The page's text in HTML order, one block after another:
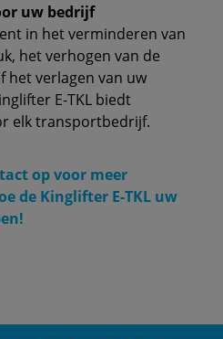
uw bedrijf
in het verminderen van
het verhogen van de
het verlagen van uw
E-TKL biedt
elk transportbedrijf.
op voor meer
de Kinglifter E-TKL uw